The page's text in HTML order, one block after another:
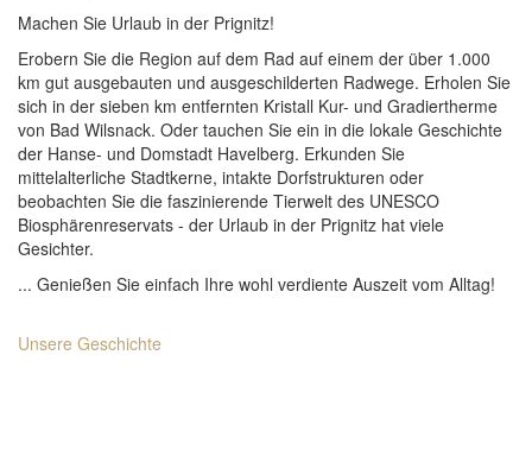
Machen Sie Urlaub in der Prignitz!
Erobern Sie die Region auf dem Rad auf einem der über 1.000
km gut ausgebauten und ausgeschilderten Radwege. Erholen Sie
sich in der sieben km entfernten Kristall Kur- und Gradiertherme
von Bad Wilsnack. Oder tauchen Sie ein in die lokale Geschichte
der Hanse- und Domstadt Havelberg. Erkunden Sie
mittelalterliche Stadtkerne, intakte Dorfstrukturen oder
beobachten Sie die faszinierende Tierwelt des UNESCO
Biosphärenreservats - der Urlaub in der Prignitz hat viele
Gesichter.
... Genießen Sie einfach Ihre wohl verdiente Auszeit vom Alltag!
Unsere Geschichte